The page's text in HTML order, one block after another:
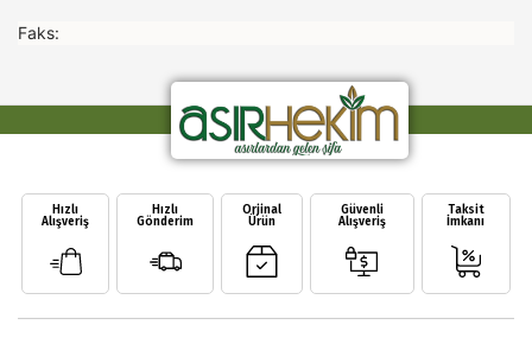
Faks:
Hızlı
Alışveriş
Hızlı
Gönderim
Orjinal
Ürün
Güvenli
Alışveriş
Taksit
İmkanı